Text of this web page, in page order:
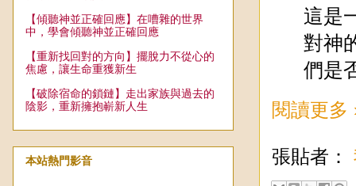
這是
對神
們是
閱讀更多
張貼者：
【傾聽神並正確回應】在嘈雜的世界
中，學會傾聽神並正確回應
【重新找回對的方向】擺脫力不從心的
焦慮，讓生命重獲新生
【破除宿命的鎖鏈】走出家族與過去的
陰影，重新擁抱嶄新人生
本站熱門影音